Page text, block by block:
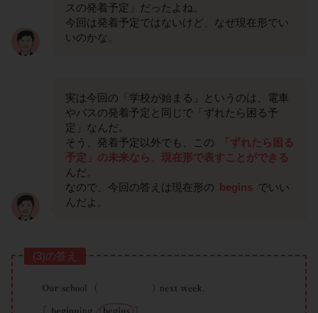
スの発着予定」だったよね。
今回は発着予定ではないけど、なぜ現在形でい
いのかな。
実は今回の「学校が始まる」というのは、電車
やバスの発着予定と同じで「ずれたら困る予
定」なんだ。
そう、発着予定以外でも、この
「ずれたら困る
予定」の未来なら、現在形で表すことができる
んだ。
なので、今回の答えは現在形の
begins でいい
んだよ。
(3)の答え